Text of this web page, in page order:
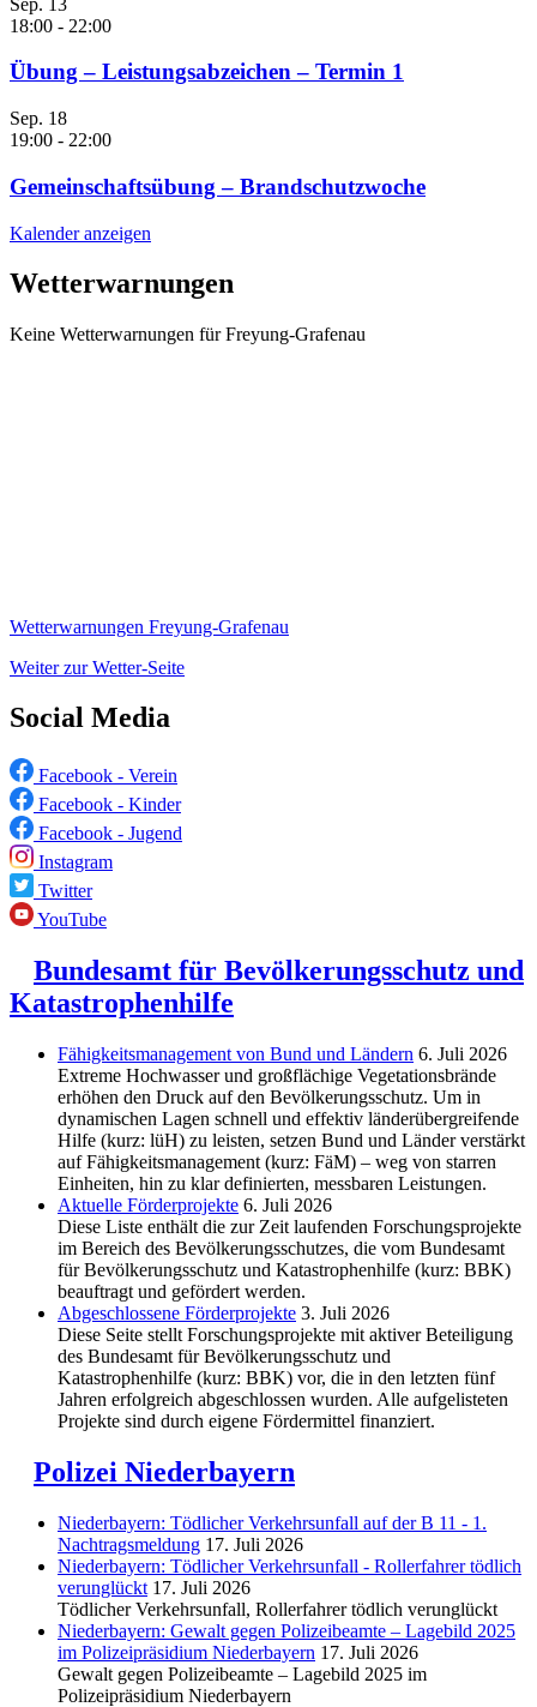
18:00 - 22:00
Übung – Leistungsabzeichen – Termin 1
Sep. 18
19:00 - 22:00
Gemeinschaftsübung – Brandschutzwoche
Kalender anzeigen
Wetterwarnungen
Keine Wetterwarnungen für Freyung-Grafenau
Wetterwarnungen Freyung-Grafenau
Weiter zur Wetter-Seite
Social Media
Facebook - Verein
Facebook - Kinder
Facebook - Jugend
Instagram
Twitter
YouTube
Bundesamt für Bevölkerungsschutz und
Katastrophenhilfe
Fähigkeitsmanagement von Bund und Ländern 6. Juli 2026
Extreme Hochwasser und großflächige Vegetationsbrände
erhöhen den Druck auf den Bevölkerungsschutz. Um in
dynamischen Lagen schnell und effektiv länderübergreifende
Hilfe (kurz: lüH) zu leisten, setzen Bund und Länder verstärkt
auf Fähigkeitsmanagement (kurz: FäM) – weg von starren
Einheiten, hin zu klar definierten, messbaren Leistungen.
Aktuelle Förderprojekte 6. Juli 2026
Diese Liste enthält die zur Zeit laufenden Forschungsprojekte
im Bereich des Be­völkerungs­schutzes, die vom Bundesamt
für Bevölkerungsschutz und Katastrophenhilfe (kurz: BBK)
beauftragt und gefördert werden.
Abgeschlos­sene Förderprojekte 3. Juli 2026
Diese Seite stellt Forschungsprojekte mit aktiver Beteiligung
des Bundesamt für Bevölkerungsschutz und
Katastrophenhilfe (kurz: BBK) vor, die in den letzten fünf
Jahren erfolgreich abgeschlossen wurden. Alle aufgelisteten
Projekte sind durch eigene Fördermittel finanziert.
Polizei Niederbayern
Niederbayern: Tödlicher Verkehrsunfall auf der B 11 - 1.
Nachtragsmeldung 17. Juli 2026
Niederbayern: Tödlicher Verkehrsunfall - Rollerfahrer tödlich
verunglückt 17. Juli 2026
Tödlicher Verkehrsunfall, Rollerfahrer tödlich verunglückt
Niederbayern: Gewalt gegen Polizeibeamte – Lagebild 2025
im Polizeipräsidium Niederbayern 17. Juli 2026
Gewalt gegen Polizeibeamte – Lagebild 2025 im
Polizeipräsidium Niederbayern